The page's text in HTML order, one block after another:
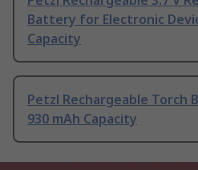
Battery for Electronic
Capacity
Petzl Rechargeable Torch
930 mAh Capacity